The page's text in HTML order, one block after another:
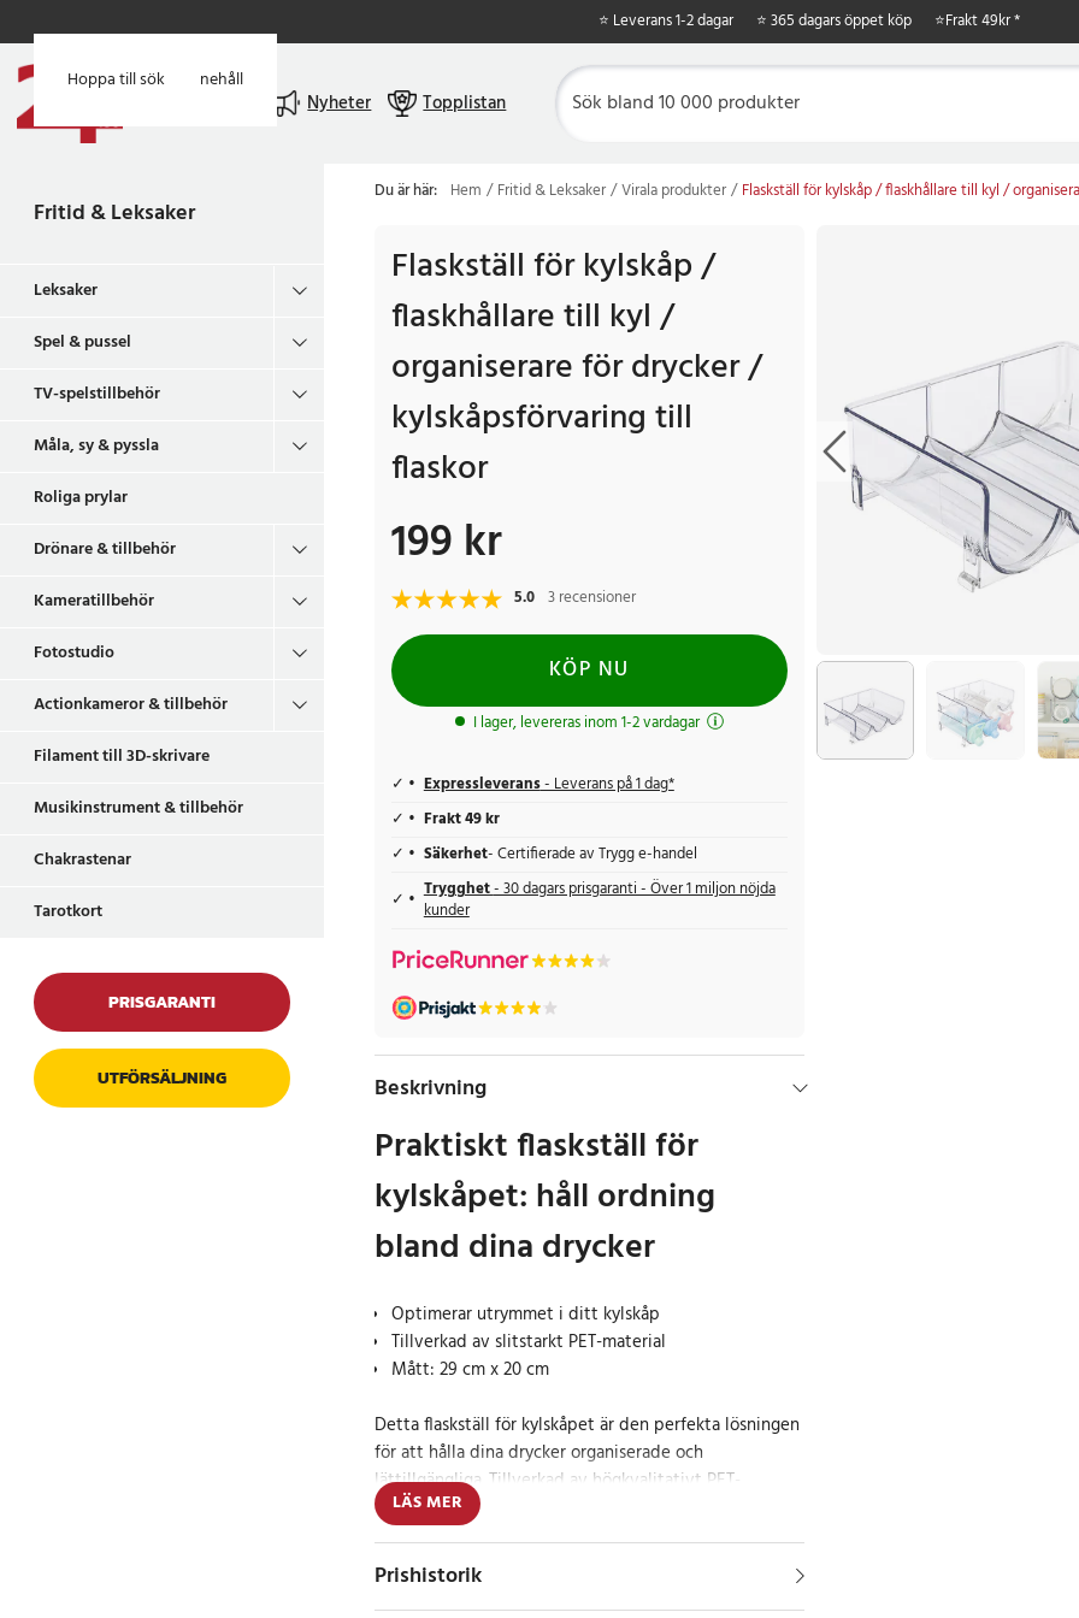
Hoppa till huvudinnehåll
Hoppa till sök
⭐ Leverans 1-2 dagar ⭐ 365 dagars öppet köp ⭐Frakt 49kr *
Nyheter Topplistan
Fritid & Leksaker
Leksaker
Spel & pussel
TV-spelstillbehör
Måla, sy & pyssla
Roliga prylar
Drönare & tillbehör
Kameratillbehör
Fotostudio
Actionkameror & tillbehör
Filament till 3D-skrivare
Musikinstrument & tillbehör
Chakrastenar
Tarotkort
PRISGARANTI
UTFÖRSÄLJNING
Du är här: Hem Fritid & Leksaker Virala produkter Flaskställ för kylskåp / flaskhållare till kyl /
Flaskställ för kylskåp /
flaskhållare till kyl /
organiserare för drycker /
kylskåpsförvaring till
flaskor
Pris:199 kr
199 kr
5.0 3 recensioner
KÖP NU
I lager, levereras inom 1-2 vardagar
Expressleverans- Leverans på 1 dag*
Frakt 49 kr
Säkerhet- Certifierade av Trygg e-handel
Trygghet- 30 dagars prisgaranti - Över 1 miljon nöjda
kunder
Beskrivning
Praktiskt flaskställ för
kylskåpet: håll ordning
bland dina drycker
Optimerar utrymmet i ditt kylskåp
Tillverkad av slitstarkt PET-material
Mått: 29 cm x 20 cm
Detta flaskställ för kylskåpet är den perfekta lösningen
för att hålla dina drycker organiserade och
lättillgängliga. Tillverkad av högkvalitativt PET-
material, garanterar det hållbarhet och långvarig
användning. Och den genomskinliga designen låter dig
enkelt se vilka drycker du har till hands, och dess
generösa storlek rymmer flera flaskor samtidigt.
LÄS MER
Prishistorik